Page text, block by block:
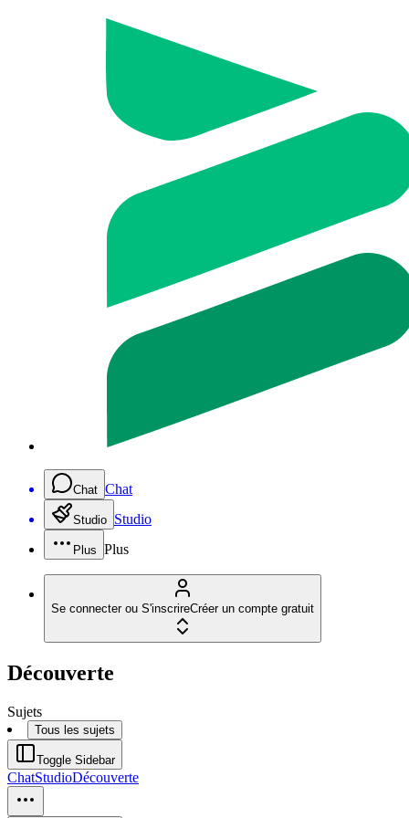
Chat Chat
Studio Studio
Plus Plus
Se connecter ou S'inscrireCréer un compte gratuit
Découverte
Sujets
Tous les sujets
Toggle Sidebar
ChatStudioDécouverte